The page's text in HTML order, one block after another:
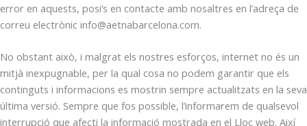
error en aquests, posi’s en contacte amb nosaltres en l’adreça de
correu electrònic info@aetnabarcelona.com.
No obstant això, i malgrat els nostres esforços, internet no és un
mitjà inexpugnable, per la qual cosa no podem garantir que els
continguts i informacions es mostrin sempre actualitzats en la seva
última versió. Sempre que fos possible, l’informarem de qualsevol
interrupció que afecti la informació mostrada en el Lloc web. Així